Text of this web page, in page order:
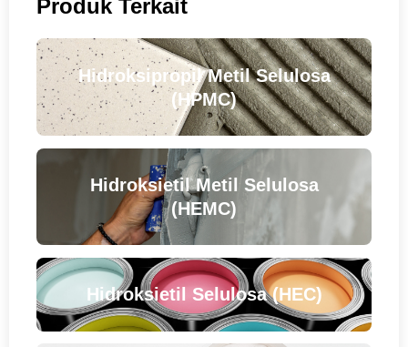
Produk Terkait
Hidroksipropil Metil Selulosa
(HPMC)
Hidroksietil Metil Selulosa
(HEMC)
Hidroksietil Selulosa (HEC)